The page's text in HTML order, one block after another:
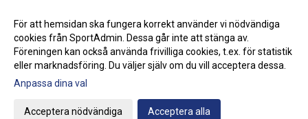
Vi söker fler ledare! 2017-02-13 17:54
Klubbkollektionen är här! 2017-02-13 17:53
Gå till Webbversion
För att hemsidan ska fungera korrekt använder vi nödvändiga
cookies från SportAdmin. Dessa går inte att stänga av.
Föreningen kan också använda frivilliga cookies, t.ex. för statistik
eller marknadsföring. Du väljer själv om du vill acceptera dessa.
Anpassa dina val
Acceptera nödvändiga Acceptera alla